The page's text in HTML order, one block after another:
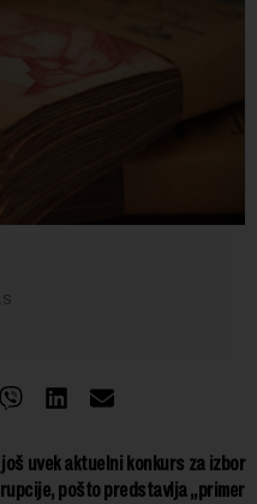
uvek aktuelni konkurs za izbor
pošto predstavlja „primer